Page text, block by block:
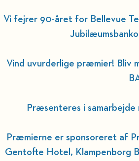
Vi fejrer 90-året for Bellevue
Vind uvurderlige præmier! Bliv
Præsenteres i
Præmierne er sponsoreret af
Gentofte Hotel, Klampenborg